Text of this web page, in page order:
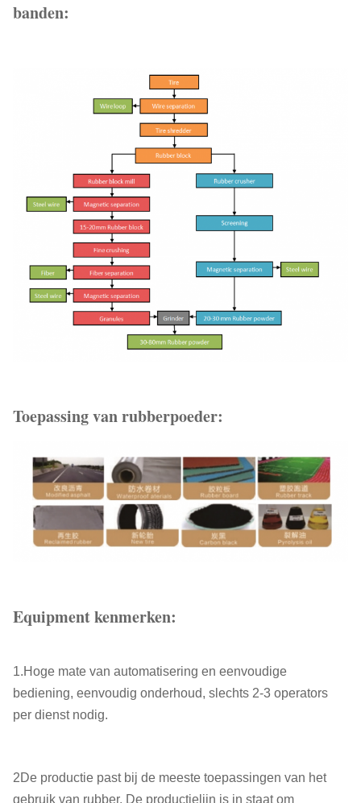
banden:
Toepassing van rubberpoeder:
Equipment kenmerken:
1.Hoge mate van automatisering en eenvoudige
bediening, eenvoudig onderhoud, slechts 2-3 operators
per dienst nodig.
2De productie past bij de meeste toepassingen van het
gebruik van rubber. De productielijn is in staat om